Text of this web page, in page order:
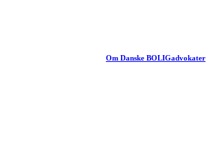
Om Danske BOLIGadvokater